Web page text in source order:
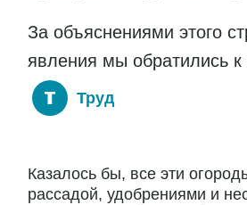
За объяснениями этого
явления мы обратились к
Труд
Казалось бы, все эти
рассадой, удобрениями и